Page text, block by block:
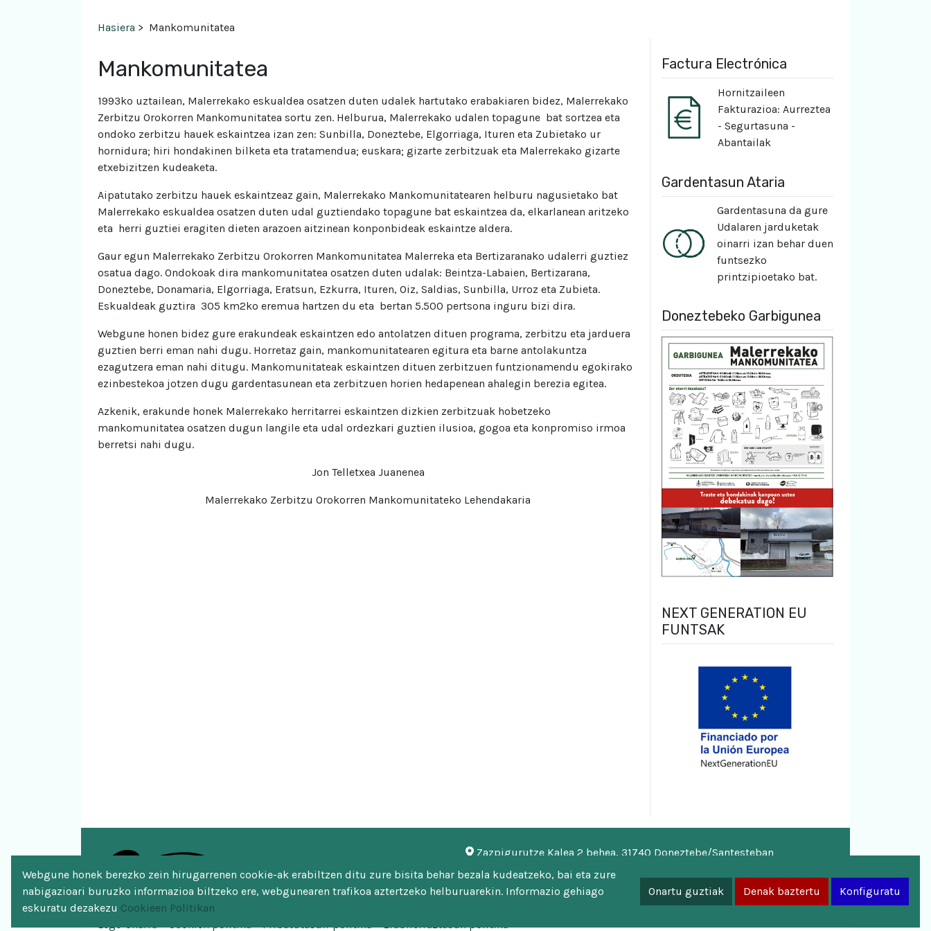
Hasiera > Mankomunitatea
Mankomunitatea
1993ko uztailean, Malerrekako eskualdea osatzen duten udalek hartutako erabakiaren bidez, Malerrekako
Zerbitzu Orokorren Mankomunitatea sortu zen. Helburua, Malerrekako udalen topagune bat sortzea eta
ondoko zerbitzu hauek eskaintzea izan zen: Sunbilla, Doneztebe, Elgorriaga, Ituren eta Zubietako ur
hornidura; hiri hondakinen bilketa eta tratamendua; euskara; gizarte zerbitzuak eta Malerrekako gizarte
etxebizitzen kudeaketa.
Aipatutako zerbitzu hauek eskaintzeaz gain, Malerrekako Mankomunitatearen helburu nagusietako bat
Malerrekako eskualdea osatzen duten udal guztiendako topagune bat eskaintzea da, elkarlanean aritzeko
eta herri guztiei eragiten dieten arazoen aitzinean konponbideak eskaintze aldera.
Gaur egun Malerrekako Zerbitzu Orokorren Mankomunitatea Malerreka eta Bertizaranako udalerri guztiez
osatua dago. Ondokoak dira mankomunitatea osatzen duten udalak: Beintza-Labaien, Bertizarana,
Doneztebe, Donamaria, Elgorriaga, Eratsun, Ezkurra, Ituren, Oiz, Saldias, Sunbilla, Urroz eta Zubieta.
Eskualdeak guztira 305 km2ko eremua hartzen du eta bertan 5.500 pertsona inguru bizi dira.
Webgune honen bidez gure erakundeak eskaintzen edo antolatzen dituen programa, zerbitzu eta jarduera
guztien berri eman nahi dugu. Horretaz gain, mankomunitatearen egitura eta barne antolakuntza
ezagutzera eman nahi ditugu. Mankomunitateak eskaintzen dituen zerbitzuen funtzionamendu egokirako
ezinbestekoa jotzen dugu gardentasunean eta zerbitzuen horien hedapenean ahalegin berezia egitea.
Azkenik, erakunde honek Malerrekako herritarrei eskaintzen dizkien zerbitzuak hobetzeko
mankomunitatea osatzen dugun langile eta udal ordezkari guztien ilusioa, gogoa eta konpromiso irmoa
berretsi nahi dugu.
Jon Telletxea Juanenea
Malerrekako Zerbitzu Orokorren Mankomunitateko Lehendakaria
Factura Electrónica
Hornitzaileen
Fakturazioa: Aurreztea
- Segurtasuna -
Abantailak
Gardentasun Ataria
Gardentasuna da gure
Udalaren jarduketak
oinarri izan behar duen
funtsezko
printzipioetako bat.
Doneztebeko Garbigunea
NEXT GENERATION EU
FUNTSAK
Zazpigurutze Kalea 2 behea, 31740 Doneztebe/Santesteban
948 451 746 | 948 451 669
mankomunitatea@malerreka.eus
Lege-oharra Cookien politika Pribatutasun-politika Erabilerraztasun politika
Webgune honek berezko zein hirugarrenen cookie-ak erabiltzen ditu zure bisita behar bezala kudeatzeko, bai eta zure
nabigazioari buruzko informazioa biltzeko ere, webgunearen trafikoa aztertzeko helburuarekin. Informazio gehiago
eskuratu dezakezu Cookieen Politikan
Onartu guztiak Denak baztertu Konfiguratu